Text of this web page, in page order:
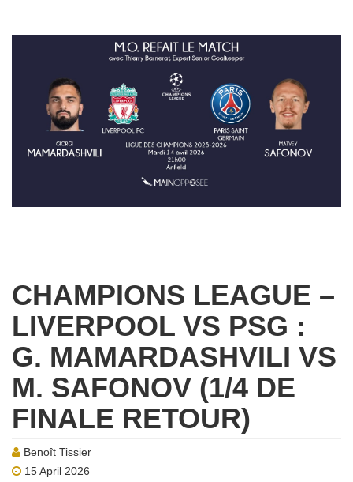
CHAMPIONS LEAGUE –
LIVERPOOL VS PSG :
G. MAMARDASHVILI VS
M. SAFONOV (1/4 DE
FINALE RETOUR)
Benoît Tissier
15 April 2026